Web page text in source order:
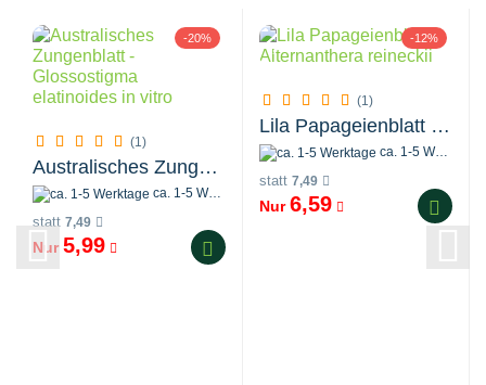
-20%
(1)
Australisches Zungenblatt - Glossostigma...
ca. 1-5 Werktage
statt 7,49
Nur 5,99
-12%
(1)
Lila Papageienblatt - Alternanthera reineckii...
ca. 1-5 Werktage
statt 7,49
Nur6,59